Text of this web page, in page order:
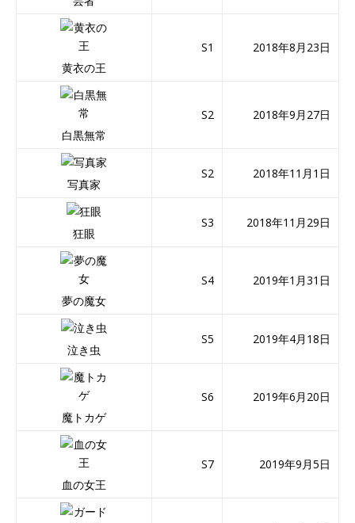
黄衣の王
S1 2018年8月23日
白黒無常
S2 2018年9月27日
写真家
S2 2018年11月1日
狂眼
S3 2018年11月29日
夢の魔女
S4 2019年1月31日
泣き虫
S5 2019年4月18日
魔トカゲ
S6 2019年6月20日
血の女王
S7 2019年9月5日